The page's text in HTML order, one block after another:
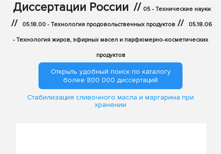
Диссертации России // 05 - Технические науки
// 05.18.00 - Технология продовольственных продуктов // 05.18.06
- Технология жиров, эфирных масел и парфюмерно-косметических
продуктов
Открыть удобный поиск по каталогу
более 800 000 диссертаций
Стабилизация сливочного масла и маргарина при
хранении